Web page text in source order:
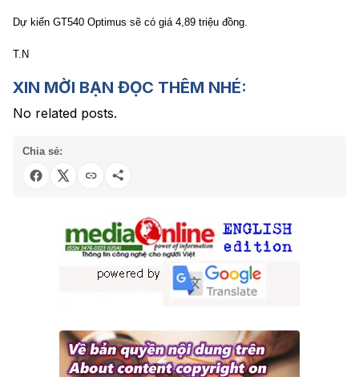
Dự kiến GT540 Optimus sẽ có giá 4,89 triệu đồng.
T.N
XIN MỜI BẠN ĐỌC THÊM NHÉ:
No related posts.
Chia sẻ: